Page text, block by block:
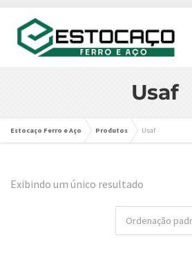
Usaf
Estocaço Ferro e Aço Produtos Usaf
Exibindo um único resultado